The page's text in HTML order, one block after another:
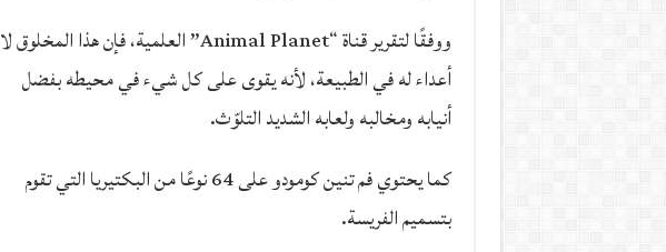
ووفقًا لتقرير قناة “Animal Planet” العلمية، فإن هذا المخلوق لا
أعداء له في الطبيعة، لأنه يقوى على كل شيء في محيطه بفضل
أنيابه ومخالبه ولعابه الشديد التلوّث.
كما يحتوي فم تنين كومودو على 64 نوعًا من البكتيريا التي تقوم
بتسميم الفريسة.